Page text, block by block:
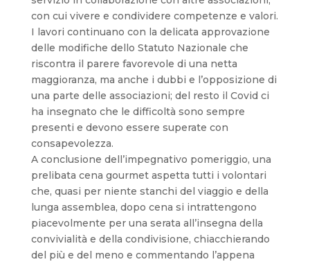
con cui vivere e condividere competenze e valori.
I lavori continuano con la delicata approvazione
delle modifiche dello Statuto Nazionale che
riscontra il parere favorevole di una netta
maggioranza, ma anche i dubbi e l’opposizione di
una parte delle associazioni; del resto il Covid ci
ha insegnato che le difficoltà sono sempre
presenti e devono essere superate con
consapevolezza.
A conclusione dell’impegnativo pomeriggio, una
prelibata cena gourmet aspetta tutti i volontari
che, quasi per niente stanchi del viaggio e della
lunga assemblea, dopo cena si intrattengono
piacevolmente per una serata all’insegna della
convivialità e della condivisione, chiacchierando
del più e del meno e commentando l’appena